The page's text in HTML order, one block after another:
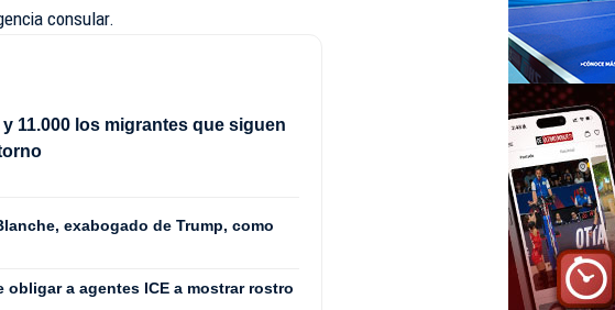
consular.
11.000 los migrantes que siguen
exabogado de Trump, como
a agentes ICE a mostrar rostro